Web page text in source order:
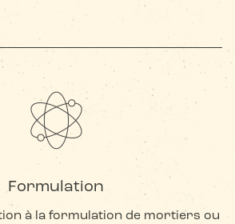
Formulation
à la formulation de mortiers ou